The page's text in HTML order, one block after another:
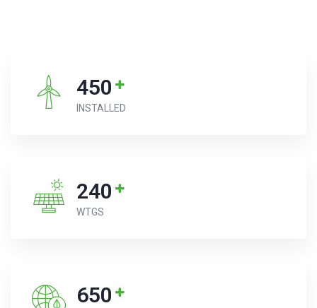
450
INSTALLED
240
WTGS
650